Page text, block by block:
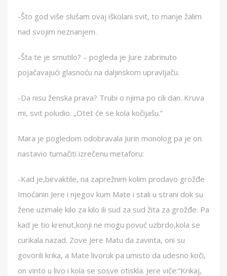
-Što god više slušam ovaj iškolani svit, to manje žalim
nad svojim neznanjem.
-Šta te je smutilo? – pogleda je Jure zabrinuto
pojačavajući glasnoću na daljinskom upravljaču.
-Da nisu ženska prava? Trubi o njima po cili dan. Kruva
mi, svit poludio. „Otet će se kola kočijašu.“
Mara je pogledom odobravala Jurin monolog pa je on
nastavio tumačiti izrečenu metaforu:
-Kad je,birvaktile, na zaprežnim kolim prodavo grožđe
Imoćanin Jere i njegov kum Mate i stali u strani dok su
žene uzimale kilo za kilo ili sud za sud žita za grožđe. Pa
kad je tio krenut,konji ne mogu povuć uzbrdo,kola se
curikala nazad. Zove Jere Matu da zavinta, oni su
govorili krika, a Mate livoruk pa umisto da udesno koči,
on vinto u livo i kola se sosve otiskla. Jere viče:“Krikaj,